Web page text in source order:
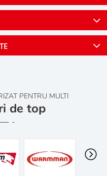
PENTRU MULTI
de top